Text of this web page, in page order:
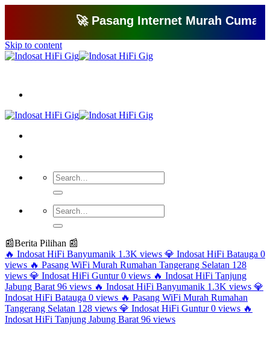
🚀 Pasang Internet Murah Cuma 150
Skip to content
📰Berita Pilihan 📰
🔥 Indosat HiFi Banyumanik 1.3K views 💎 Indosat HiFi Batauga 0
views 🔥 Pasang WiFi Murah Rumahan Tangerang Selatan 128
views 💎 Indosat HiFi Guntur 0 views 🔥 Indosat HiFi Tanjung
Jabung Barat 96 views 🔥 Indosat HiFi Banyumanik 1.3K views 💎
Indosat HiFi Batauga 0 views 🔥 Pasang WiFi Murah Rumahan
Tangerang Selatan 128 views 💎 Indosat HiFi Guntur 0 views 🔥
Indosat HiFi Tanjung Jabung Barat 96 views